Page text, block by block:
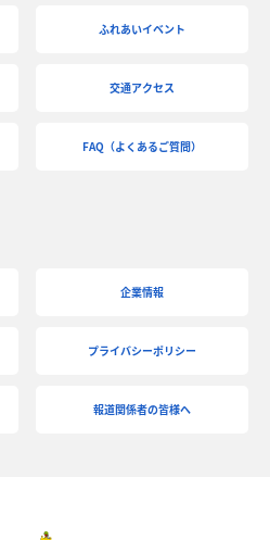
ふれあいイベント
交通アクセス
FAQ（よくあるご質問）
企業情報
プライバシーポリシー
報道関係者の皆様へ